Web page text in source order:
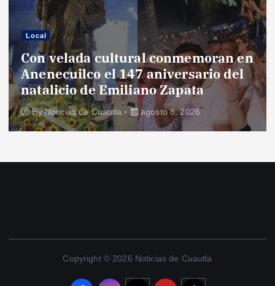
Local
Con velada cultural conmemoran en
Anenecuilco el 147 aniversario del
natalicio de Emiliano Zapata
ByNoticias de Cuautla agosto 8, 2026
Copyright © 2026 Noticias de Cuautla